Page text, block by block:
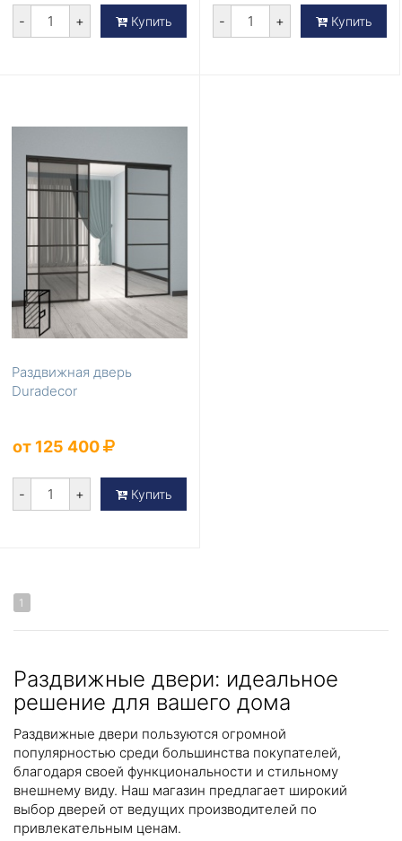
- + Купить - + Купить
Раздвижная дверь
Duradecor
от 125 400
- + Купить
1
Раздвижные двери: идеальное
решение для вашего дома
Раздвижные двери пользуются огромной
популярностью среди большинства покупателей,
благодаря своей функциональности и стильному
внешнему виду. Наш магазин предлагает широкий
выбор дверей от ведущих производителей по
привлекательным ценам.